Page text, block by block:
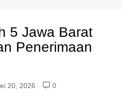
5 Jawa Barat
Penerimaan
20, 2026
0